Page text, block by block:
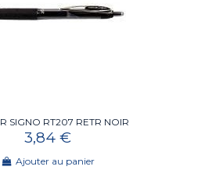
SIGNO RT207 RETR NOIR
3,84 €
Ajouter au panier